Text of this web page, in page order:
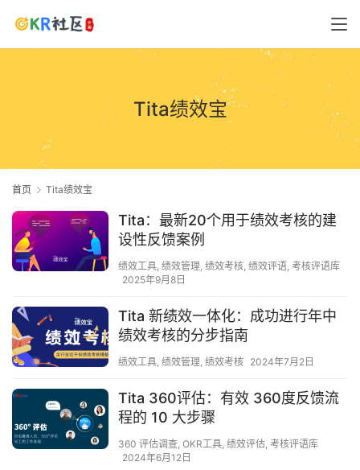
Tita绩效宝
首页 Tita绩效宝
Tita：最新20个用于绩效考核的建
设性反馈案例
绩效工具, 绩效管理, 绩效考核, 绩效评语, 考核评语库
2025年9月8日
Tita 新绩效一体化：成功进行年中
绩效考核的分步指南
绩效工具, 绩效管理, 绩效考核 2024年7月2日
Tita 360评估：有效 360度反馈流
程的 10 大步骤
360 评估调查, OKR工具, 绩效评估, 考核评语库
2024年6月12日